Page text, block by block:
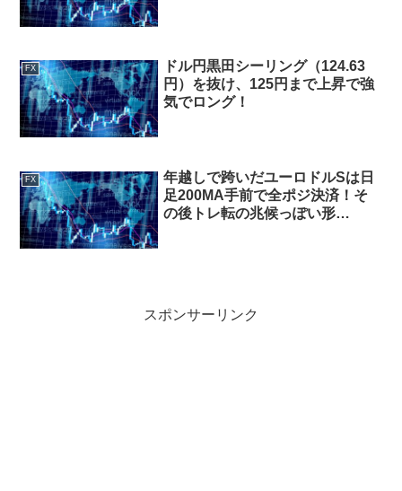
FX
ドル円黒田シーリング（124.63
円）を抜け、125円まで上昇で強
気でロング！
FX
年越しで跨いだユーロドルSは日
足200MA手前で全ポジ決済！そ
の後トレ転の兆候っぽい形
スポンサーリンク